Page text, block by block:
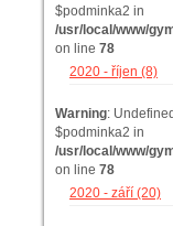
$podminka2 in
/usr/local/www/
on line 78
2020 - říjen (8)
Warning:
$podminka2 in
/usr/local/www/
on line 78
2020 - září (20)